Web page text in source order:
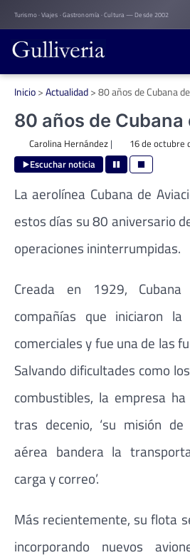
Skip
to
content
Turismo · Viajes · Gastronomía · Cultura — Desde 2002
Inicio>Actualidad>80 años de Cubana
80 años de Cubana
Carolina Hernández| 16 de octubre
Escuchar noticia
La aerolínea Cubana de
estos días su 80 aniversario
operaciones ininterrumpidas.
Creada en 1929,
compañías que iniciaron
comerciales y fue una de las
Salvando dificultades como
combustibles, la empresa
tras decenio, ‘su misión
aérea bandera la
carga y correo’.
Más recientemente, su flota
incorporando nuevos